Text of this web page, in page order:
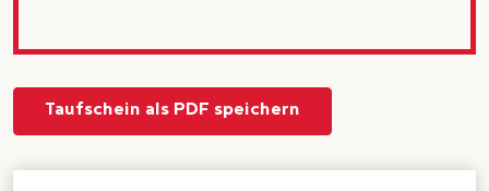
Taufschein als PDF speichern